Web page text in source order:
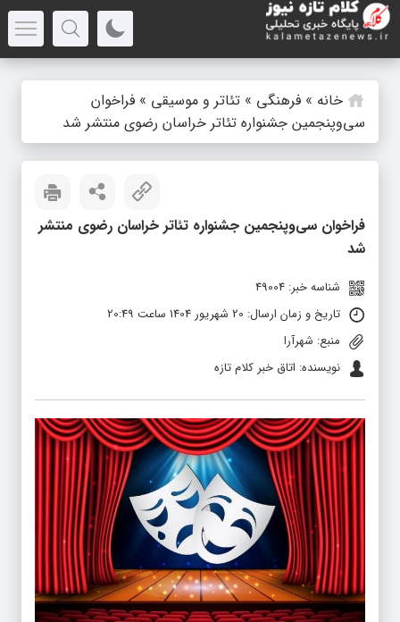
خانه » فرهنگی » تئاتر و موسیقی » فراخوان
سی‌وپنجمین جشنواره تئاتر خراسان رضوی منتشر شد
فراخوان سی‌وپنجمین جشنواره تئاتر خراسان رضوی منتشر
شد
شناسه خبر: 49004
تاریخ و زمان ارسال: 20 شهریور 1404 ساعت 20:49
منبع: شهرآرا
نویسنده: اتاق خبر کلام تازه